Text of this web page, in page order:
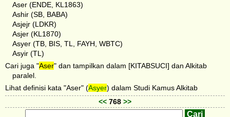
Aser (ENDE, KL1863)
Ashir (SB, BABA)
Asjejr (LDKR)
Asjer (KL1870)
Asyer (TB, BIS, TL, FAYH, WBTC)
Asyir (TL)
Cari juga "Aser" dan tampilkan dalam [KITABSUCI] dan Alkitab
paralel.
Lihat definisi kata "Aser" (Asyer) dalam Studi Kamus Alkitab
<< 768 >>